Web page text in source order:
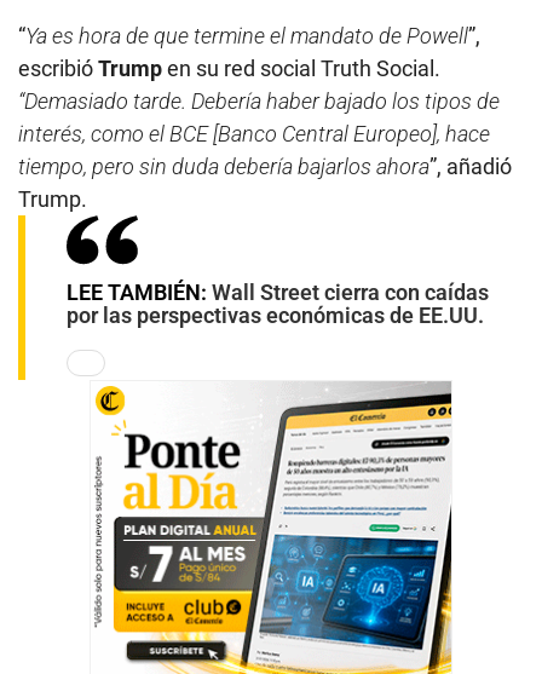
“Ya es hora de que termine el mandato de Powell”,
escribióTrumpen su red social Truth Social.
“Demasiado tarde. Debería haber bajado los tipos de
interés, como el BCE [Banco Central Europeo], hace
tiempo, pero sin duda debería bajarlos ahora”, añadió
Trump.
LEE TAMBIÉN: Wall Street cierra con caídas
por las perspectivas económicas de EE.UU.